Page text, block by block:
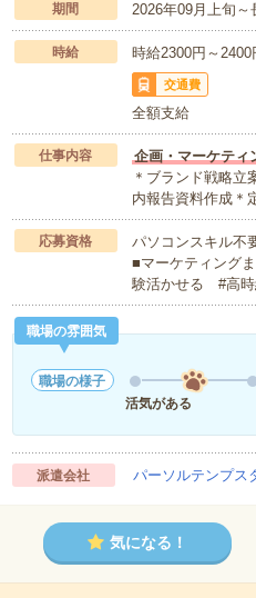
期間 2026年09月上旬
時給 時給2300円～
交通費
全額支給
仕事内容
企画・マーケティ
＊ブランド戦略立
内報告資料作成＊
応募資格
パソコンスキル不
■マーケティング
験活かせる #高
職場の雰囲気
職場の様子
活気がある
派遣会社 パーソルテンプ
気になる！